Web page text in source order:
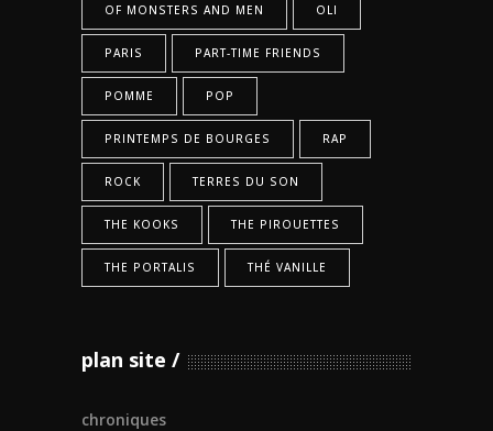
OF MONSTERS AND MEN OLI
PARIS PART-TIME FRIENDS
POMME POP
PRINTEMPS DE BOURGES RAP
ROCK TERRES DU SON
THE KOOKS THE PIROUETTES
THE PORTALIS THÉ VANILLE
plan site
chroniques